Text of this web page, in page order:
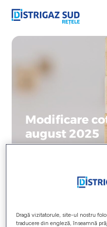
Modificare
august 2025
Modificare cotă TVA de la 1
În atenția tuturor
Dragă vizitatorule, site-ul nostru
traducere din engleză, înseamnă